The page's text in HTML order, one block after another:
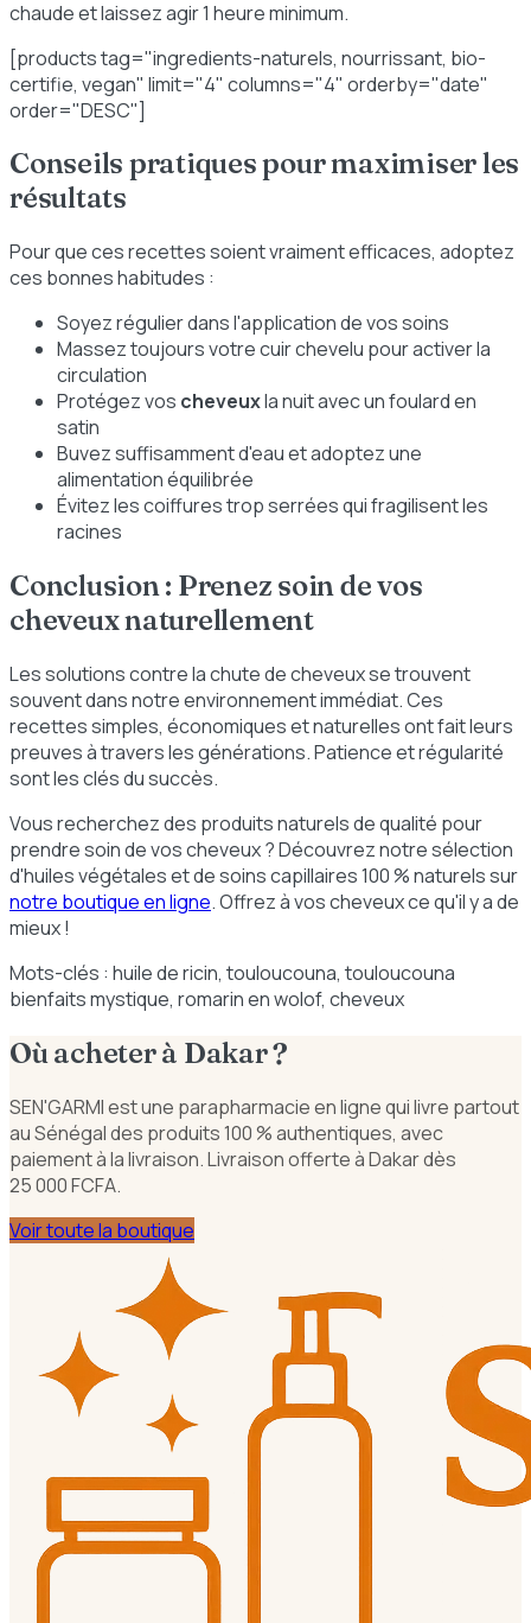
chaude et laissez agir 1 heure minimum.
[products tag="ingredients-naturels, nourrissant, bio-
certifie, vegan" limit="4" columns="4" orderby="date"
order="DESC"]
Conseils pratiques pour maximiser les
résultats
Pour que ces recettes soient vraiment efficaces, adoptez
ces bonnes habitudes :
Soyez régulier dans l'application de vos soins
Massez toujours votre cuir chevelu pour activer la
circulation
Protégez vos cheveuxla nuit avec un foulard en
satin
Buvez suffisamment d'eau et adoptez une
alimentation équilibrée
Évitez les coiffures trop serrées qui fragilisent les
racines
Conclusion : Prenez soin de vos
cheveux naturellement
Les solutions contre la chute de cheveux se trouvent
souvent dans notre environnement immédiat. Ces
recettes simples, économiques et naturelles ont fait leurs
preuves à travers les générations. Patience et régularité
sont les clés du succès.
Vous recherchez des produits naturels de qualité pour
prendre soin de vos cheveux ? Découvrez notre sélection
d'huiles végétales et de soins capillaires 100 % naturels sur
notre boutique en ligne. Offrez à vos cheveux ce qu'il y a de
mieux !
Mots-clés : huile de ricin, touloucouna, touloucouna
bienfaits mystique, romarin en wolof, cheveux
Où acheter à Dakar ?
SEN'GARMI est une parapharmacie en ligne qui livre partout
au Sénégal des produits 100 % authentiques, avec
paiement à la livraison. Livraison offerte à Dakar dès
25 000 FCFA.
Voir toute la boutique